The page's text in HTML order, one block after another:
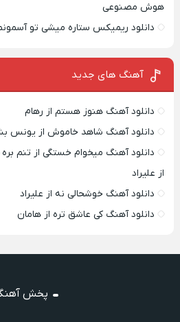
هوش مصنوعی
دانلود ریمیکس ستاره میشی تو
آهنگ های جدید
دانلود آهنگ هنوز هستم از رهام
دانلود آهنگ شاهد خاموش از یونس
دانلود آهنگ میخوام خستگی از تنم
از علیراد
دانلود آهنگ خوشحالی نه از علیراد
دانلود آهنگ کی عاشق تره از هامان
پخش